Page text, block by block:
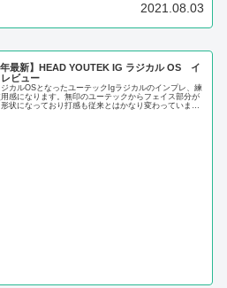
2021.08.03
年最新】HEAD YOUTEK IG ラジカル OS イ
レビュー
カルOSとなったユーテックIgラジカルのインプレ、練
感になります。無印のユーテックからフェイス部分が
状になっており打感も従来とはかなり変わっていま